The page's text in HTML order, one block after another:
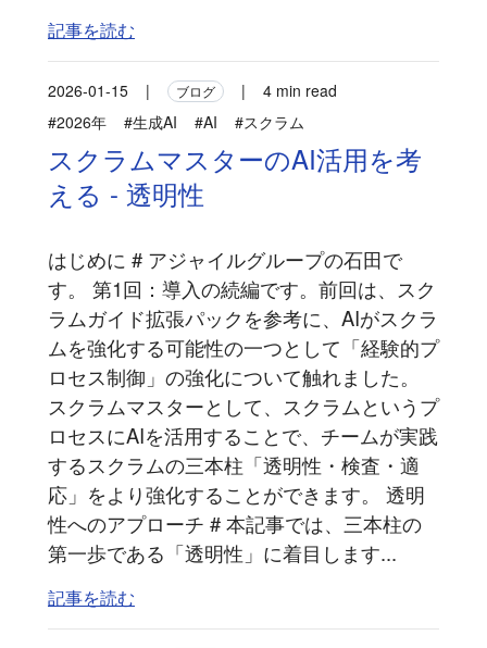
記事を読む
2026-01-15 | ブログ |
4 min read
#2026年
#生成AI #AI #スクラム
スクラムマスターのAI活用を考
える - 透明性
はじめに # アジャイルグループの石田で
す。 第1回：導入の続編です。前回は、スク
ラムガイド拡張パックを参考に、AIがスクラ
ムを強化する可能性の一つとして「経験的プ
ロセス制御」の強化について触れました。
スクラムマスターとして、スクラムというプ
ロセスにAIを活用することで、チームが実践
するスクラムの三本柱「透明性・検査・適
応」をより強化することができます。 透明
性へのアプローチ # 本記事では、三本柱の
第一歩である「透明性」に着目します...
記事を読む